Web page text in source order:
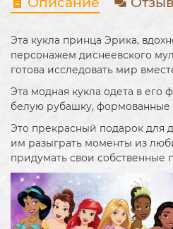
Эта кукла принца Эрика,
персонажем диснеевского
готова исследовать мир
Эта модная кукла одета в
белую рубашку, формованные
Это прекрасный подарок для
им разыграть моменты из
придумать свои собственные